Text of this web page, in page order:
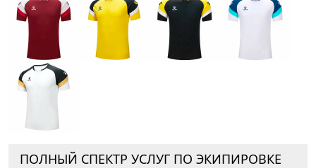
ПОЛНЫЙ СПЕКТР УСЛУГ ПО ЭКИПИРОВКЕ